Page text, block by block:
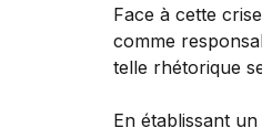
Face à cette
comme
telle rhétorique
En établissant